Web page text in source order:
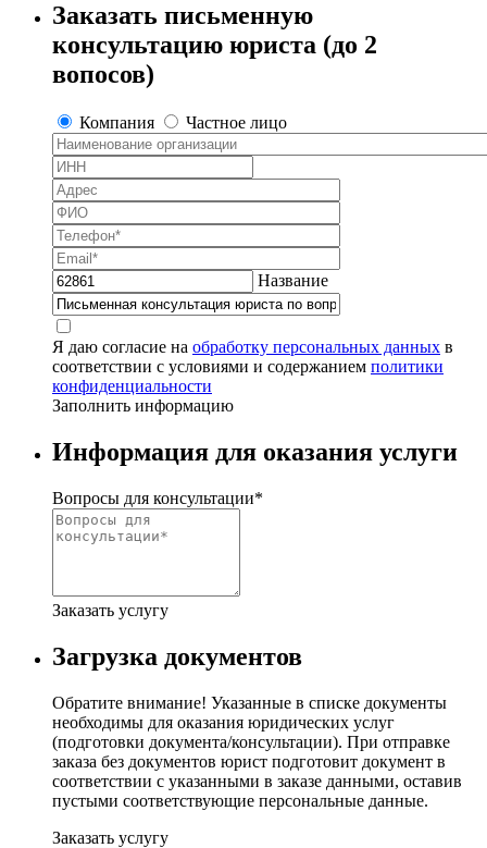
Заказать письменную
консультацию юриста (до 2
вопосов)
Компания Частное лицо
Название
Я даю согласие на обработку персональных данных в
соответствии с условиями и содержанием политики
конфиденциальности
Заполнить информацию
Информация для оказания услуги
Вопросы для консультации*
Заказать услугу
Загрузка документов
Обратите внимание! Указанные в списке документы
необходимы для оказания юридических услуг
(подготовки документа/консультации). При отправке
заказа без документов юрист подготовит документ в
соответствии с указанными в заказе данными, оставив
пустыми соответствующие персональные данные.
Заказать услугу